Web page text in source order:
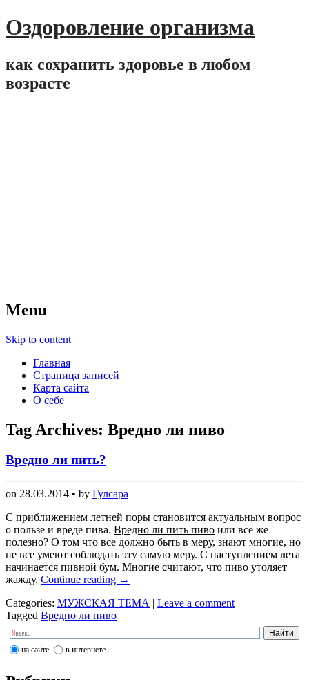
Оздоровление организма
как сохранить здоровье в любом
возрасте
Menu
Skip to content
Главная
Страница записей
Карта сайта
О себе
Tag Archives: Вредно ли пиво
Вредно ли пить?
on 28.03.2014 • by Гулсара
С приближением летней поры становится актуальным вопрос
о пользе и вреде пива. Вредно ли пить пиво или все же
полезно? О том что все должно быть в меру, знают многие, но
не все умеют соблюдать эту самую меру. С наступлением лета
начинается пивной бум. Многие считают, что пиво утоляет
жажду. Continue reading →
Categories: МУЖСКАЯ ТЕМА | Leave a comment
Tagged Вредно ли пиво
на сайте в интернете